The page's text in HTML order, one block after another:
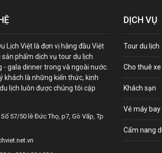
Lịch Việt là đơn vị hàng đầu Việt
phẩm dịch vụ tour du lịch
- gala dinner trong và ngoài nước.
khách là những kiến thức, kinh
lịch luôn được chúng tôi cập
57/50 lê Đức Thọ, p7, Gò Vấp, Tp
DỊCH VỤ
Tour du lịch
Cho thuê xe
Khách sạn
Vé máy bay
Cẩm nang